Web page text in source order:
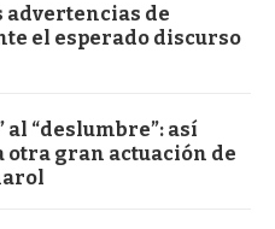
advertencias de
el esperado discurso
“deslumbre”: así
gran actuación de